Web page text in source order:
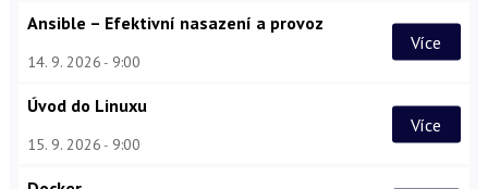
Ansible – Efektivní nasazení a provoz
14. 9. 2026 9:00
Více
Úvod do Linuxu
15. 9. 2026 9:00
Více